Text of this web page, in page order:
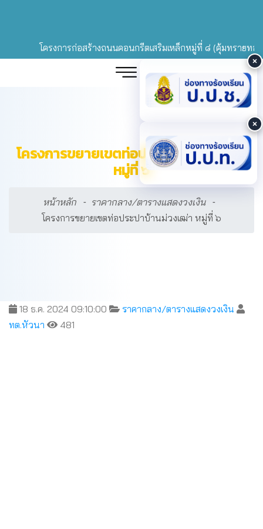
โครงการก่อสร้างถนนคอนกรีตเสริมเหล็กหมู่ที่ ๘ (คุ้มทรายทอง
โครงการขยายเขตท่อประปาบ้านม่วงเฒ่า
หมู่ที่ ๖
หน้าหลัก
ราคากลาง/ตารางแสดงวงเงิน
โครงการขยายเขตท่อประปาบ้านม่วงเฒ่า หมู่ที่ ๖
18 ธ.ค. 2024 09:10:00
ราคากลาง/ตารางแสดงวงเงิน
ทต.หัวนา
481